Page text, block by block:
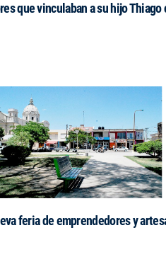
que vinculaban a su hijo Thiago
feria de emprendedores y